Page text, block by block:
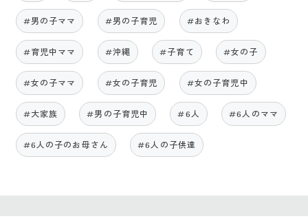
#男の子ママ #男の子育児 #おきなわ
#育児中ママ #沖縄 #子育て #女の子
#女の子ママ #女の子育児 #女の子育児中
#大家族 #男の子育児中 #6人 #6人のママ
#6人の子のお母さん #6人の子供達